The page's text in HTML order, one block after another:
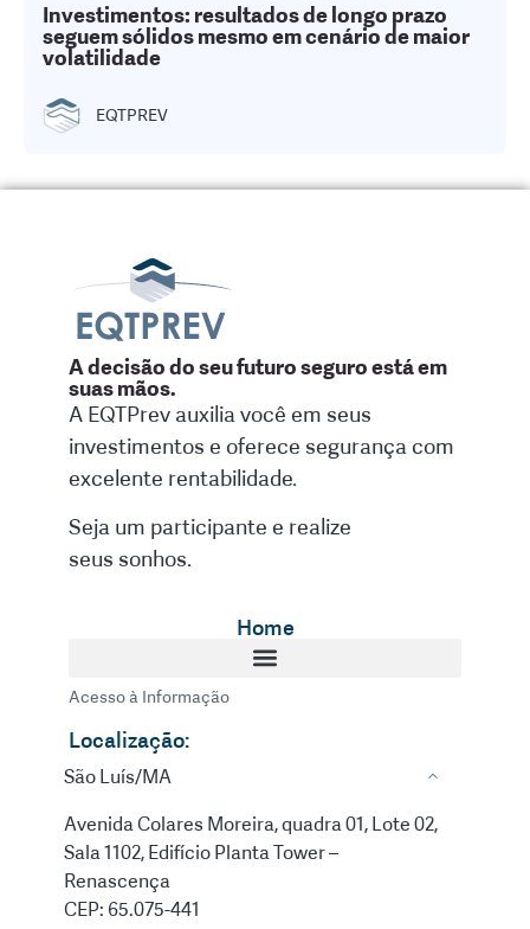
Investimentos: resultados de longo prazo
seguem sólidos mesmo em cenário de maior
volatilidade
EQTPREV
A decisão do seu futuro seguro está em
suas mãos.
A EQTPrev auxilia você em seus
investimentos e oferece segurança com
excelente rentabilidade.
Seja um participante e realize
seus sonhos.
Home
Acesso à Informação
Localização:
São Luís/MA
Avenida Colares Moreira, quadra 01, Lote 02,
Sala 1102, Edifício Planta Tower –
Renascença
CEP: 65.075-441